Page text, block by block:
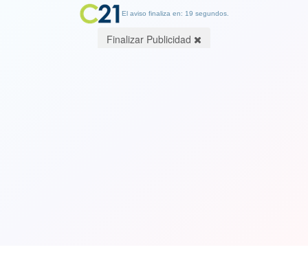
El aviso finaliza en: 19 segundos.
Finalizar Publicidad